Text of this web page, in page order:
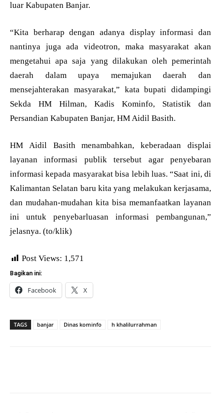
luar Kabupaten Banjar.
“Kita berharap dengan adanya display informasi dan
nantinya juga ada videotron, maka masyarakat akan
mengetahui apa saja yang dilakukan oleh pemerintah
daerah dalam upaya memajukan daerah dan
mensejahterakan masyarakat,” kata bupati didampingi
Sekda HM Hilman, Kadis Kominfo, Statistik dan
Persandian Kabupaten Banjar, HM Aidil Basith.
HM Aidil Basith menambahkan, keberadaan displai
layanan informasi publik tersebut agar penyebaran
informasi kepada masyarakat bisa lebih luas. “Saat ini, di
Kalimantan Selatan baru kita yang melakukan kerjasama,
dan mudahan-mudahan kita bisa memanfaatkan layanan
ini untuk penyebarluasan informasi pembangunan,”
jelasnya. (to/klik)
Post Views: 1,571
Bagikan ini:
Facebook X
TAGS banjar Dinas kominfo h khalilurrahman